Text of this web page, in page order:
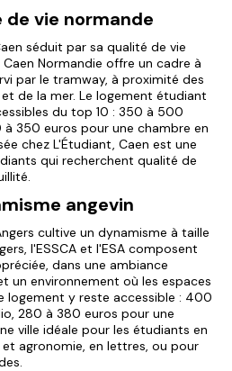
de vie normande
séduit par sa qualité de vie
Normandie offre un cadre à
par le tramway, à proximité des
de la mer. Le logement étudiant
du top 10 : 350 à 500
350 euros pour une chambre en
chez L'Étudiant, Caen est une
qui recherchent qualité de
angevin
cultive un dynamisme à taille
l'ESSCA et l'ESA composent
dans une ambiance
un environnement où les espaces
logement y reste accessible : 400
280 à 380 euros pour une
ville idéale pour les étudiants en
agronomie, en lettres, ou pour